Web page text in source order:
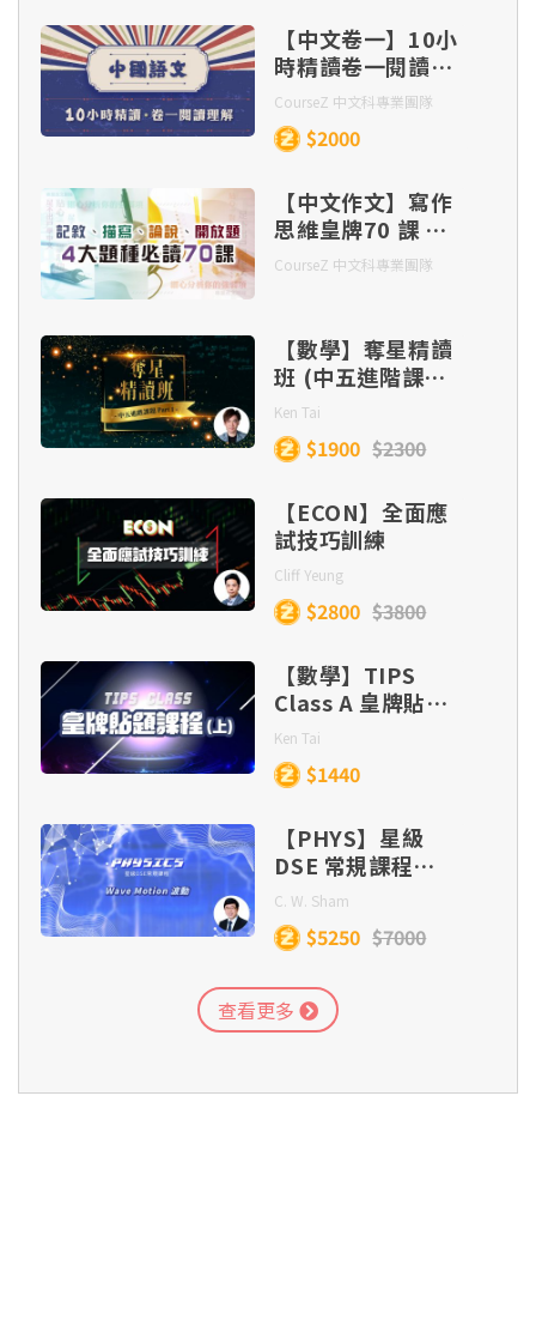
【中文卷一】10小
時精讀卷一閱讀理
解
CourseZ 中文科專業團隊
$2000
【中文作文】寫作
思維皇牌70 課 –
記敘、描寫、 論
批改）
CourseZ 中文科專業團隊
【數學】奪星精讀
班 (中五進階課題
Part 1)
Ken Tai
$1900 $2300
【ECON】全面應
試技巧訓練
Cliff Yeung
$2800 $3800
【數學】TIPS
Class A 皇牌貼題
課程 (目標
Lv.5/5*/5**)
Ken Tai
$1440
【PHYS】星級
DSE 常規課程
(Section C) –
Wave Motion
C. W. Sham
$5250 $7000
查看更多